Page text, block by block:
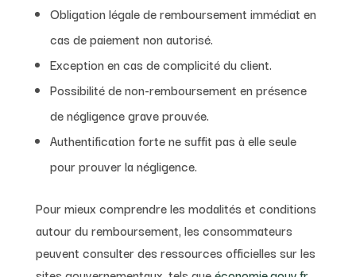
Obligation légale de remboursement immédiat en
cas de paiement non autorisé.
Exception en cas de complicité du client.
Possibilité de non-remboursement en présence
de négligence grave prouvée.
Authentification forte ne suffit pas à elle seule
pour prouver la négligence.
Pour mieux comprendre les modalités et conditions
autour du remboursement, les consommateurs
peuvent consulter des ressources officielles sur les